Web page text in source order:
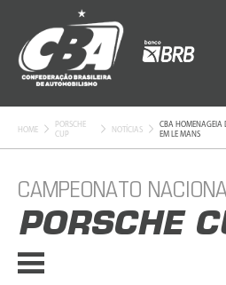
HOME
PORSCHE
CUP
NOTÍCIAS
CBA HOMENAGEIA
EM LE MANS
CAMPEONATO
PORSCHE